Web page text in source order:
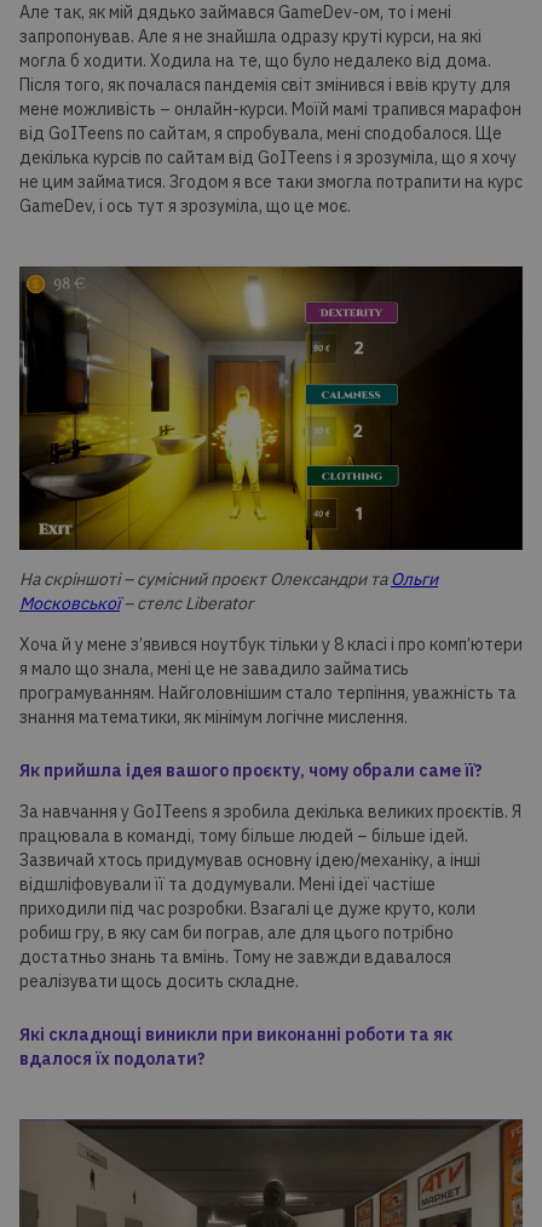
Але так, як мій дядько займався GameDev-ом, то і мені
запропонував. Але я не знайшла одразу круті курси, на які
могла б ходити. Ходила на те, що було недалеко від дома.
Після того, як почалася пандемія світ змінився і ввів круту для
мене можливість – онлайн-курси. Моїй мамі трапився марафон
від GoITeens по сайтам, я спробувала, мені сподобалося. Ще
декілька курсів по сайтам від GoITeens і я зрозуміла, що я хочу
не цим займатися. Згодом я все таки змогла потрапити на курс
GameDev, і ось тут я зрозуміла, що це моє.
На скріншоті – сумісний проєкт Олександри таОльги
Московської– стелс Liberator
Хоча й у мене з’явився ноутбук тільки у 8 класі і про комп’ютери
я мало що знала, мені це не завадило займатись
програмуванням. Найголовнішим стало терпіння, уважність та
знання математики, як мінімум логічне мислення.
Як прийшла ідея вашого проєкту, чому обрали саме її?
За навчання у GoITeens я зробила декілька великих проєктів. Я
працювала в команді, тому більше людей – більше ідей.
Зазвичай хтось придумував основну ідею/механіку, а інші
відшліфовували її та додумували. Мені ідеї частіше
приходили під час розробки. Взагалі це дуже круто, коли
робиш гру, в яку сам би пограв, але для цього потрібно
достатньо знань та вмінь. Тому не завжди вдавалося
реалізувати щось досить складне.
Які складнощі виникли при виконанні роботи та як
вдалося їх подолати?